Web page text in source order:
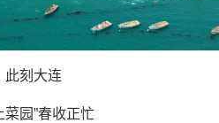
此刻大连
菜园”春收正忙